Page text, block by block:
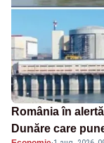
România în
Dunăre care